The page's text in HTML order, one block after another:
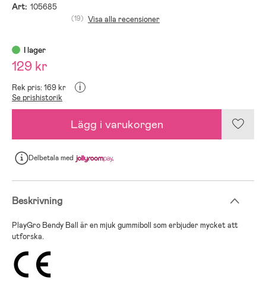
Art: 105685
(19) Visa alla recensioner
I lager
129 kr
Rek pris: 169 kr i
Se prishistorik
Lägg i varukorgen
Delbetalamed
Beskrivning
PlayGro Bendy Ball är en mjuk gummiboll som erbjuder mycket att
utforska.